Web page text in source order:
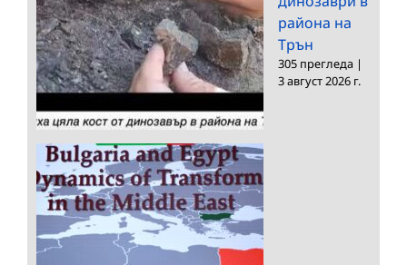
района на
Трън
305 прегледа |
3 август 2026 г.